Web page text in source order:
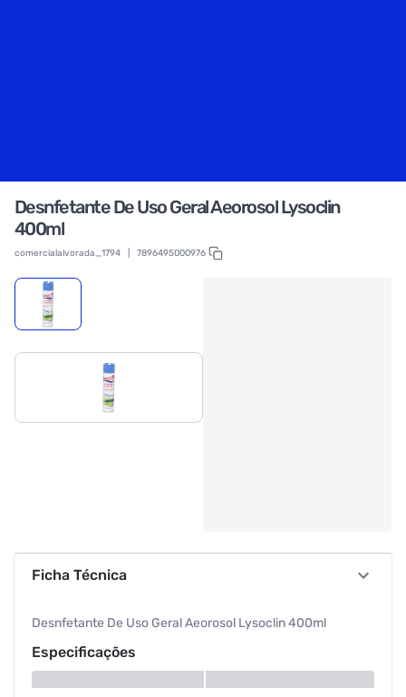
Desnfetante De Uso Geral Aeorosol Lysoclin
400ml
comercialalvorada_1794 7896495000976
Ficha Técnica
Desnfetante De Uso Geral Aeorosol Lysoclin 400ml
Especificações